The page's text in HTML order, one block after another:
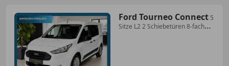
Ford Tourneo Connect 5
Sitze L2 2 Schiebetüren 8-fach